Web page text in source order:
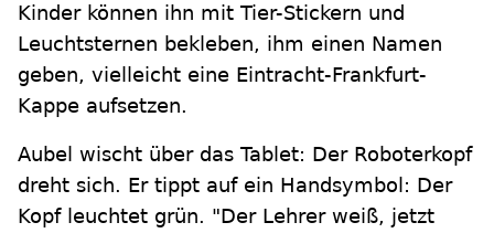
Kinder können ihn mit Tier-Stickern und
Leuchtsternen bekleben, ihm einen Namen
geben, vielleicht eine Eintracht-Frankfurt-
Kappe aufsetzen.
Aubel wischt über das Tablet: Der Roboterkopf
dreht sich. Er tippt auf ein Handsymbol: Der
Kopf leuchtet grün. "Der Lehrer weiß, jetzt